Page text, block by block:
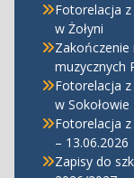
Fotorelacja
w Żołyni
Zakończenie
muzycznych
Fotorelacja
w Sokołowie
Fotorelacja z
– 13.06.2026
Zapisy do